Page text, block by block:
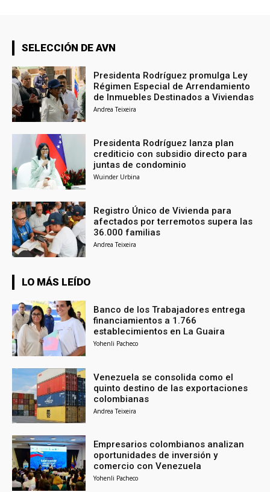
SELECCIÓN DE AVN
Presidenta Rodríguez promulga Ley
Régimen Especial de Arrendamiento
de Inmuebles Destinados a Viviendas
Andrea Teixeira
Presidenta Rodríguez lanza plan
crediticio con subsidio directo para
juntas de condominio
Wuinder Urbina
Registro Único de Vivienda para
afectados por terremotos supera las
36.000 familias
Andrea Teixeira
LO MÁS LEÍDO
Banco de los Trabajadores entrega
financiamientos a 1.766
establecimientos en La Guaira
Yohenli Pacheco
Venezuela se consolida como el
quinto destino de las exportaciones
colombianas
Andrea Teixeira
Empresarios colombianos analizan
oportunidades de inversión y
comercio con Venezuela
Yohenli Pacheco